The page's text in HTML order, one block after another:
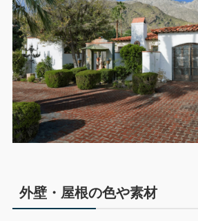
外壁・屋根の色や素材